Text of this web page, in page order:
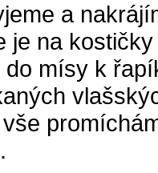
a
je na
mísy k